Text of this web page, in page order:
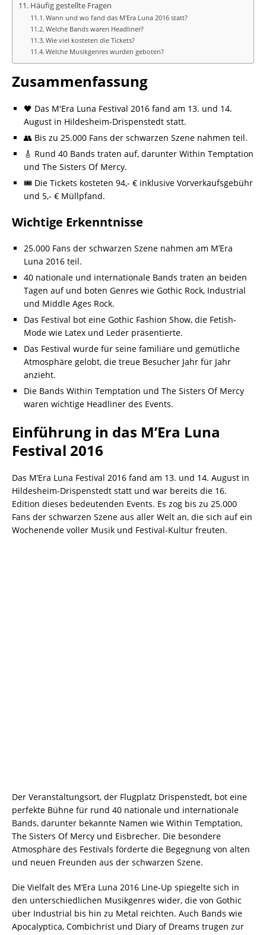
Häufig gestellte Fragen
Wann und wo fand das M'Era Luna 2016 statt?
Welche Bands waren Headliner?
Wie viel kosteten die Tickets?
Welche Musikgenres wurden geboten?
Zusammenfassung
🖤 Das M'Era Luna Festival 2016 fand am 13. und 14.
August in Hildesheim-Drispenstedt statt.
👥 Bis zu 25.000 Fans der schwarzen Szene nahmen teil.
🎸 Rund 40 Bands traten auf, darunter Within Temptation
und The Sisters Of Mercy.
🎟️ Die Tickets kosteten 94,- € inklusive Vorverkaufsgebühr
und 5,- € Müllpfand.
Wichtige Erkenntnisse
25.000 Fans der schwarzen Szene nahmen am M’Era
Luna 2016 teil.
40 nationale und internationale Bands traten an beiden
Tagen auf und boten Genres wie Gothic Rock, Industrial
und Middle Ages Rock.
Das Festival bot eine Gothic Fashion Show, die Fetish-
Mode wie Latex und Leder präsentierte.
Das Festival wurde für seine familiäre und gemütliche
Atmosphäre gelobt, die treue Besucher Jahr für Jahr
anzieht.
Die Bands Within Temptation und The Sisters Of Mercy
waren wichtige Headliner des Events.
Einführung in das M’Era Luna
Festival 2016
Das M’Era Luna Festival 2016 fand am 13. und 14. August in
Hildesheim-Drispenstedt statt und war bereits die 16.
Edition dieses bedeutenden Events. Es zog bis zu 25.000
Fans der schwarzen Szene aus aller Welt an, die sich auf ein
Wochenende voller Musik und Festival-Kultur freuten.
Der Veranstaltungsort, der Flugplatz Drispenstedt, bot eine
perfekte Bühne für rund 40 nationale und internationale
Bands, darunter bekannte Namen wie Within Temptation,
The Sisters Of Mercy und Eisbrecher. Die besondere
Atmosphäre des Festivals förderte die Begegnung von alten
und neuen Freunden aus der schwarzen Szene.
Die Vielfalt des M’Era Luna 2016 Line-Up spiegelte sich in
den unterschiedlichen Musikgenres wider, die von Gothic
über Industrial bis hin zu Metal reichten. Auch Bands wie
Apocalyptica, Combichrist und Diary of Dreams trugen zur